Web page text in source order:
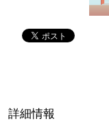
詳細情報